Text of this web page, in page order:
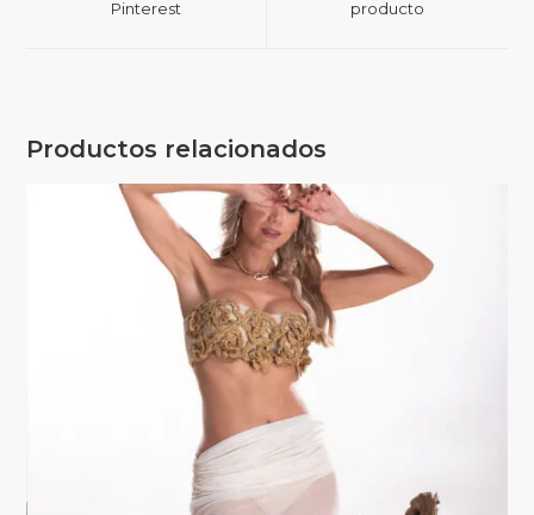
Pinterest producto
Productos relacionados